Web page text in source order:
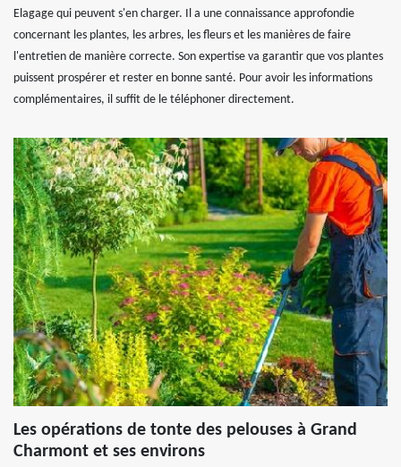
Elagage qui peuvent s'en charger. Il a une connaissance approfondie
concernant les plantes, les arbres, les fleurs et les manières de faire
l'entretien de manière correcte. Son expertise va garantir que vos plantes
puissent prospérer et rester en bonne santé. Pour avoir les informations
complémentaires, il suffit de le téléphoner directement.
Les opérations de tonte des pelouses à Grand
Charmont et ses environs